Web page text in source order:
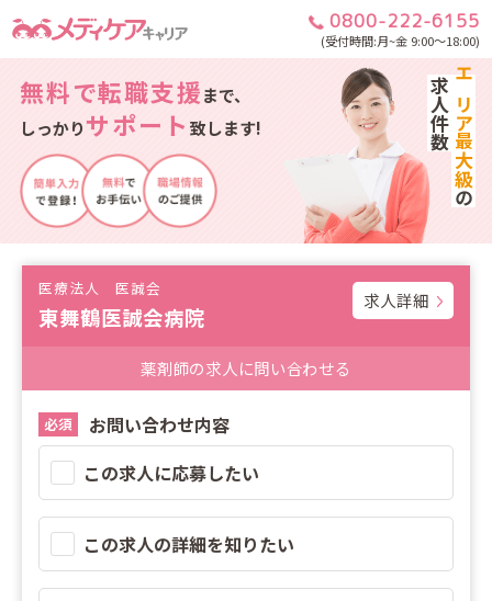
0800-222-6155
(受付時間:月~金 9:00～18:00)
無料で転職支援まで、
しっかりサポート致します! エリア最大級
の
求人件数
医療法人 医誠会
東舞鶴医誠会病院
求人詳細
薬剤師の求人に問い合わせる
必須
お問い合わせ内容
この求人に応募したい
この求人の詳細を知りたい